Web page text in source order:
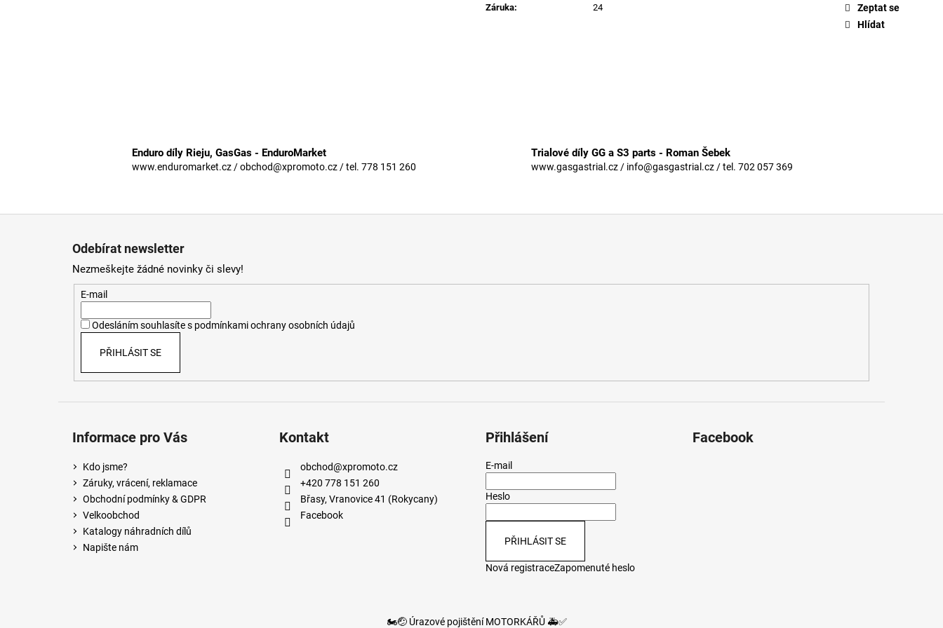
Záruka: 24
Zeptat se
Hlídat
Enduro díly Rieju, GasGas - EnduroMarket
www.enduromarket.cz / obchod@xpromoto.cz / tel. 778 151 260
Trialové díly GG a S3 parts - Roman Šebek
www.gasgastrial.cz / info@gasgastrial.cz / tel. 702 057 369
Odebírat newsletter
Nezmeškejte žádné novinky či slevy!
E-mail
Odesláním souhlasíte s podmínkami ochrany osobních údajů
PŘIHLÁSIT SE
Informace pro Vás
Kdo jsme?
Záruky, vrácení, reklamace
Obchodní podmínky & GDPR
Velkoobchod
Katalogy náhradních dílů
Napište nám
Kontakt
obchod@xpromoto.cz
+420 778 151 260
Břasy, Vranovice 41 (Rokycany)
Facebook
Přihlášení
E-mail
Heslo
PŘIHLÁSIT SE
Nová registraceZapomenuté heslo
Facebook
🏍️🤕 Úrazové pojištění MOTORKÁŘŮ 🚑✅